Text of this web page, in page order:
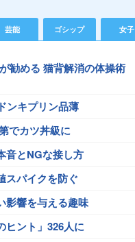
芸能 ゴシップ 女子
勧める 猫背解消の体操術
ンキプリン品薄
でカツ丼級に
音とNGな接し方
スパイクを防ぐ
影響を与える趣味
ヒント」326人に